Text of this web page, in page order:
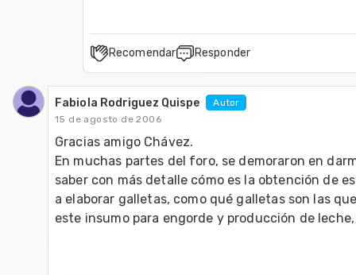
Recomendar Responder
Fabiola Rodriguez Quispe
Autor
15 de agosto de 2006
Gracias amigo Chávez.
En muchas partes del foro, se demoraron en
saber con más detalle cómo es la obtención de
a elaborar galletas, como qué galletas son las